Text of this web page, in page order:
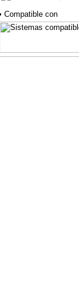
Compatible con